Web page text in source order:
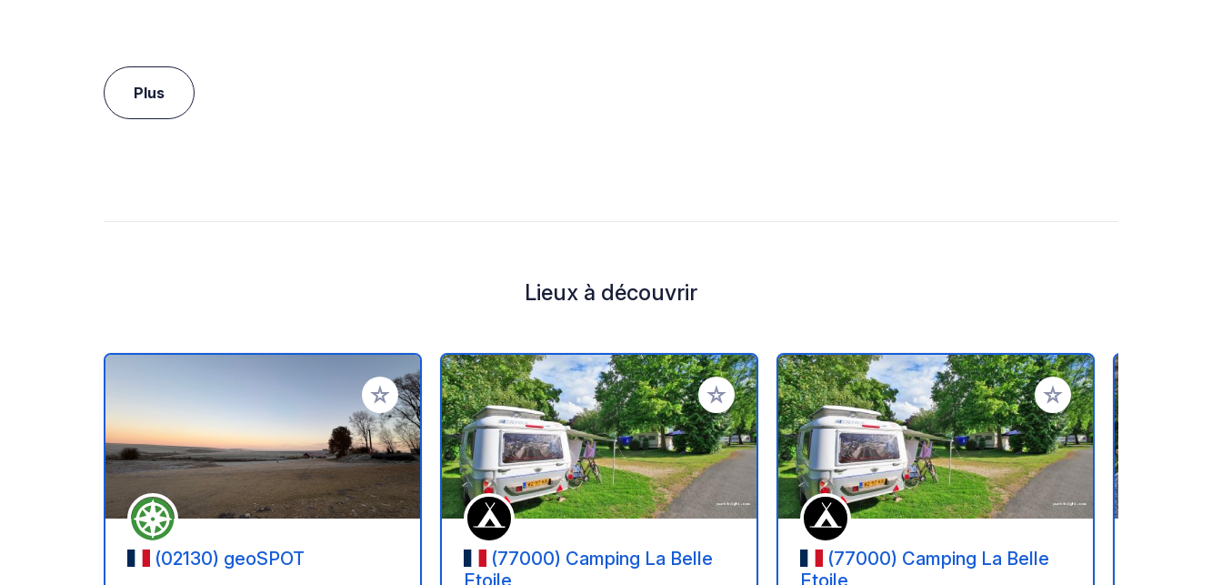
Plus
Lieux à découvrir
Ajouter à vos favoris
(02130) geoSPOT
Ajouter à vos favoris
(77000) Camping La Belle
Etoile
Ajouter à vos favoris
(77000) Camping La Belle
Etoile